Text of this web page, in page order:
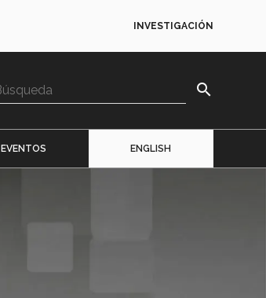
INVESTIGACIÓN
search
EVENTOS ENGLISH